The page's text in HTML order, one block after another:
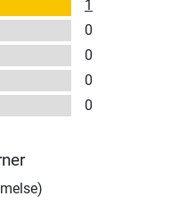
1
0
0
0
0